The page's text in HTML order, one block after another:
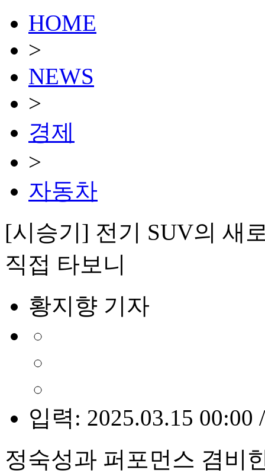
HOME
>
NEWS
>
경제
>
자동차
[시승기] 전기 SUV의 새
직접 타보니
황지향 기자
입력: 2025.03.15 00:00
정숙성과 퍼포먼스 겸비